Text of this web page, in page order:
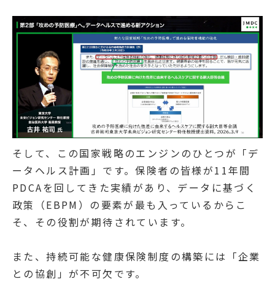
そして、この国家戦略のエンジンのひとつが「デ
ータヘルス計画」です。保険者の皆様が11年間
PDCAを回してきた実績があり、データに基づく
政策（EBPM）の要素が最も入っているからこ
そ、その役割が期待されています。
また、持続可能な健康保険制度の構築には「企業
との協創」が不可欠です。